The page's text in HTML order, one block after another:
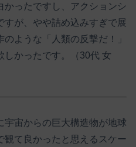
かったですし、アクションシ
が、やや詰め込みすぎで展
ような「人類の反撃だ！」
しかったです。（30代 女
宇宙からの巨大構造物が地球
観て良かったと思えるスケー